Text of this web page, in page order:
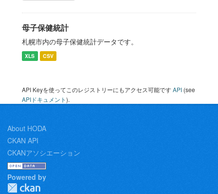
母子保健統計
札幌市内の母子保健統計データです。
XLS CSV
API Keyを使ってこのレジストリーにもアクセス可能ですAPI (see
APIドキュメント).
About HODA
CKAN API
CKANアソシエーション
Powered by